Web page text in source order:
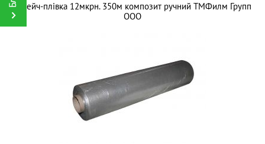
Стрейч-плівка 12мкрн. 350м композит ручний ТМФилм Групп
ООО